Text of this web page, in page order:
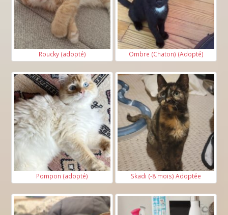
Roucky (adopté) Ombre (Chaton) (Adopté)
Pompon (adopté) Skadi (-8 mois) Adoptée